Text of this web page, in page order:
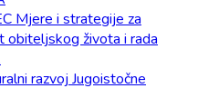
Mjere i strategije za
obiteljskog života i rada
razvoj Jugoistočne